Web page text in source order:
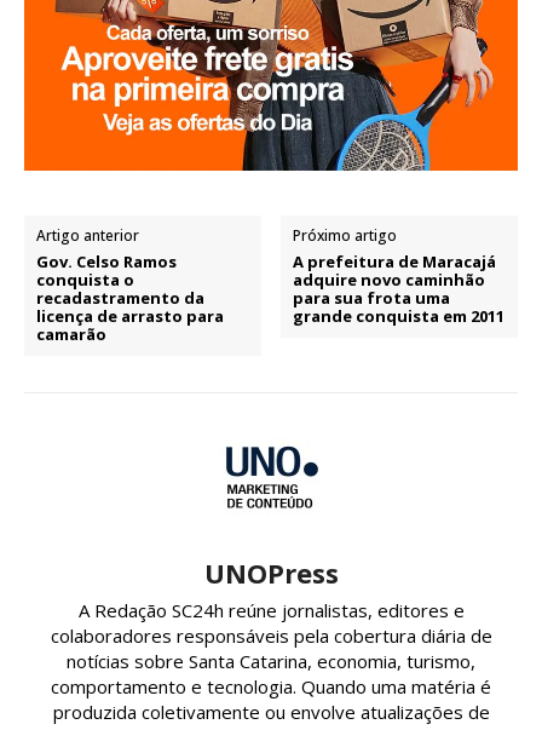
Artigo anterior
Gov. Celso Ramos
conquista o
recadastramento da
licença de arrasto para
camarão
Próximo artigo
A prefeitura de Maracajá
adquire novo caminhão
para sua frota uma
grande conquista em 2011
UNOPress
A Redação SC24h reúne jornalistas, editores e
colaboradores responsáveis pela cobertura diária de
notícias sobre Santa Catarina, economia, turismo,
comportamento e tecnologia. Quando uma matéria é
produzida coletivamente ou envolve atualizações de